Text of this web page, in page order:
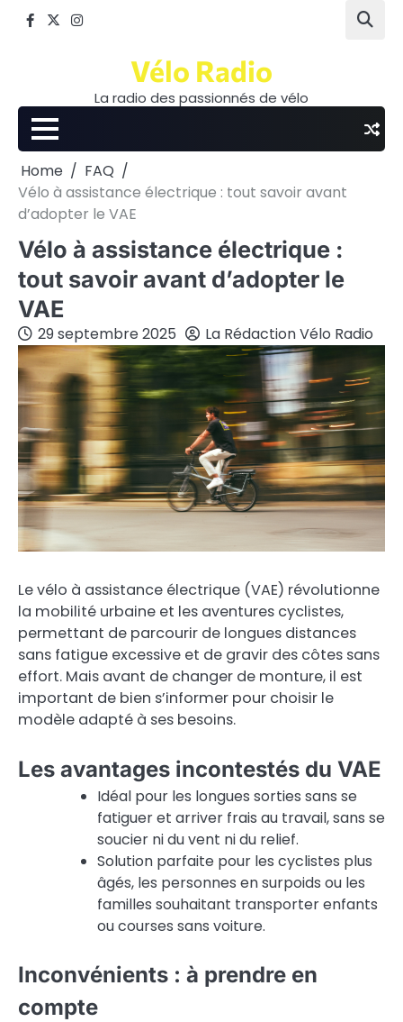
Facebook
TwitterInstagram
Vélo Radio
La radio des passionnés de vélo
Home
FAQ
Vélo à assistance électrique : tout savoir avant
d’adopter le VAE
Vélo à assistance électrique :
tout savoir avant d’adopter le
VAE
29 septembre 2025 La Rédaction Vélo Radio
Le vélo à assistance électrique (VAE) révolutionne
la mobilité urbaine et les aventures cyclistes,
permettant de parcourir de longues distances
sans fatigue excessive et de gravir des côtes sans
effort. Mais avant de changer de monture, il est
important de bien s’informer pour choisir le
modèle adapté à ses besoins.
Les avantages incontestés du VAE
Idéal pour les longues sorties sans se
fatiguer et arriver frais au travail, sans se
soucier ni du vent ni du relief.
Solution parfaite pour les cyclistes plus
âgés, les personnes en surpoids ou les
familles souhaitant transporter enfants
ou courses sans voiture.
Inconvénients : à prendre en
compte